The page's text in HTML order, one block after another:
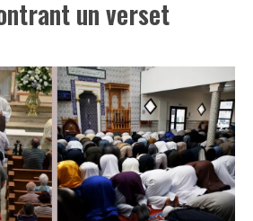
un verset